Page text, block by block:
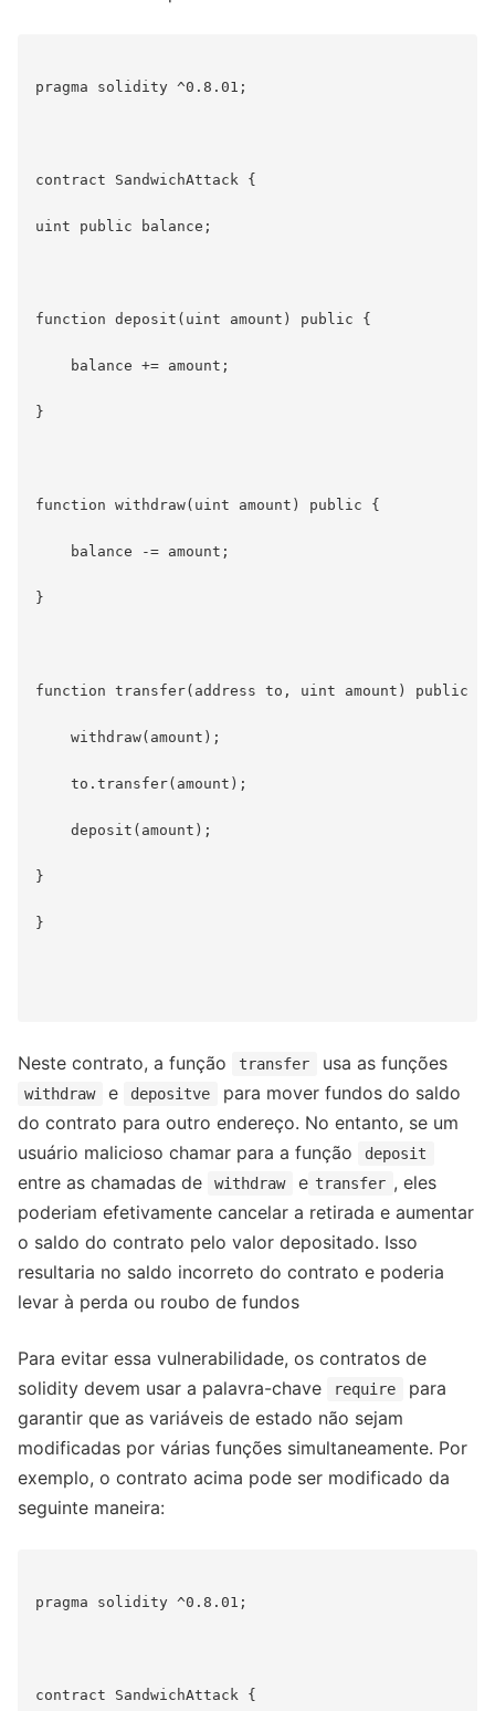
pragma solidity ^0.8.01;
contract SandwichAttack {
uint public balance;
function deposit(uint amount) public {
balance += amount;
}
function withdraw(uint amount) public {
balance -= amount;
}
function transfer(address to, uint amount) public {
withdraw(amount);
to.transfer(amount);
deposit(amount);
}
}
Neste contrato, a função transfer usa as funções
withdraw e depositve
para mover fundos do saldo
do contrato para outro endereço. No entanto, se um
usuário malicioso chamar para a função
deposit
entre as chamadas de withdraw e transfer , eles
poderiam efetivamente cancelar a retirada e aumentar
o saldo do contrato pelo valor depositado. Isso
resultaria no saldo incorreto do contrato e poderia
levar à perda ou roubo de fundos
Para evitar essa vulnerabilidade, os contratos de
solidity devem usar a palavra-chave
require
para
garantir que as variáveis de estado não sejam
modificadas por várias funções simultaneamente. Por
exemplo, o contrato acima pode ser modificado da
seguinte maneira:
pragma solidity ^0.8.01;
contract SandwichAttack {